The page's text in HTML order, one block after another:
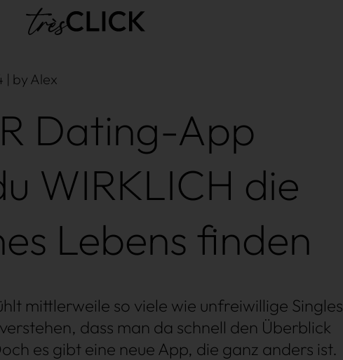
| by Alex
Dating-App
WIRKLICH die
Lebens finden
mittlerweile so viele wie unfreiwillige Singles
dass man da schnell den Überblick
es gibt eine neue App, die ganz anders ist.